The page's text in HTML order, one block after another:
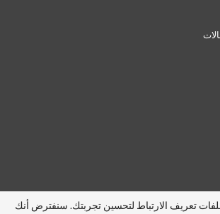
تعريف الارتباط لتحسين تجربتك. سنفترض أنك